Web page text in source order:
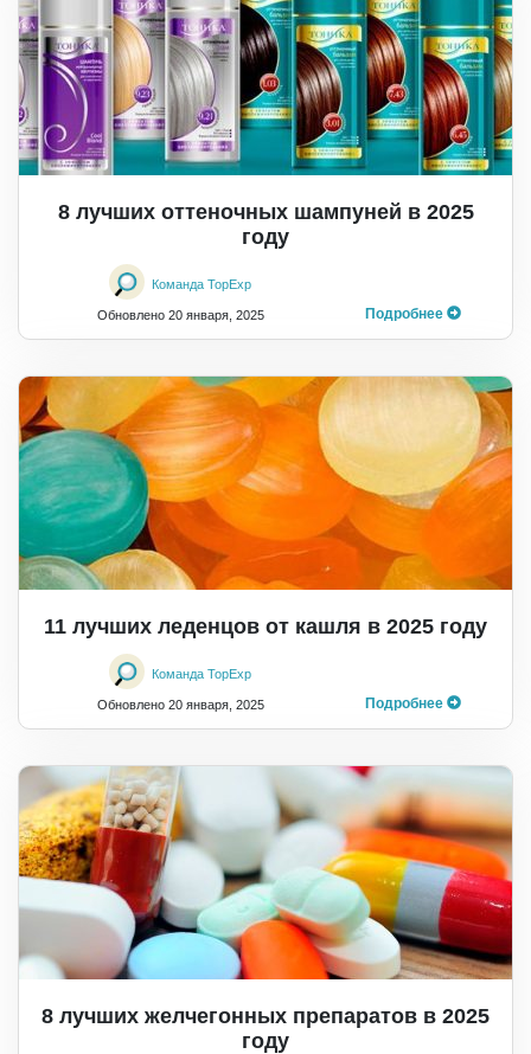
8 лучших оттеночных шампуней в 2025
году
Команда TopExp
Обновлено 20 января, 2025 Подробнее
11 лучших леденцов от кашля в 2025 году
Команда TopExp
Обновлено 20 января, 2025 Подробнее
8 лучших желчегонных препаратов в 2025
году